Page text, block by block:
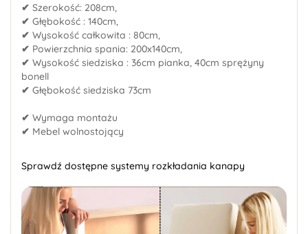
✔ Szerokość: 208cm,
✔ Głębokość : 140cm,
✔ Wysokość całkowita : 80cm,
✔ Powierzchnia spania: 200x140cm,
✔ Wysokość siedziska : 36cm pianka, 40cm sprężyny
bonell
✔ Głębokość siedziska 73cm
✔ Wymaga montażu
✔ Mebel wolnostojący
Sprawdź dostępne systemy rozkładania kanapy